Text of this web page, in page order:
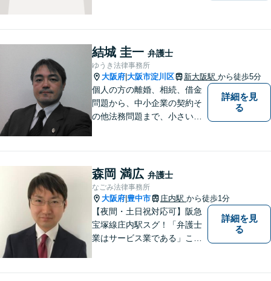
なく、事実と法律をもとに根
本的な解決を導くことが弁護
士の役割だと考えています。
結城 圭一 弁護士
ゆうき法律事務所
大阪府 大阪市淀川区 新大阪駅 から徒歩5分
個人の方の離婚、相続、借金
問題から、中小企業の契約そ
の他法務問題まで、小さい事
す。
詳細を見
る
森岡 満広 弁護士
なごみ法律事務所
大阪府 豊中市 庄内駅 から徒歩1分
【夜間・土日祝対応可】阪急
宝塚線庄内駅スグ！「弁護士
業はサービス業である」こと
詳細を見
る